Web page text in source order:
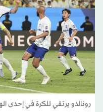
رونالدو يرتقي للكرة في إحدى